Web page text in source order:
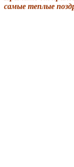
самые теплые